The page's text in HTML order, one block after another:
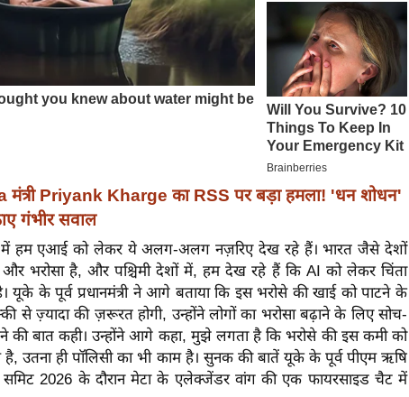
मंत्री Priyank Kharge का RSS पर बड़ा हमला! 'धन शोधन'
गंभीर सवाल
में हम एआई को लेकर ये अलग-अलग नज़रिए देख रहे हैं। भारत जैसे देशों
भरोसा है, और पश्चिमी देशों में, हम देख रहे हैं कि AI को लेकर चिंता
यूके के पूर्व प्रधानमंत्री ने आगे बताया कि इस भरोसे की खाई को पाटने के
से ज़्यादा की ज़रूरत होगी, उन्होंने लोगों का भरोसा बढ़ाने के लिए सोच-
बात कही। उन्होंने आगे कहा, मुझे लगता है कि भरोसे की इस कमी को
है, उतना ही पॉलिसी का भी काम है। सुनक की बातें यूके के पूर्व पीएम ऋषि
2026 के दौरान मेटा के एलेक्जेंडर वांग की एक फायरसाइड चैट में